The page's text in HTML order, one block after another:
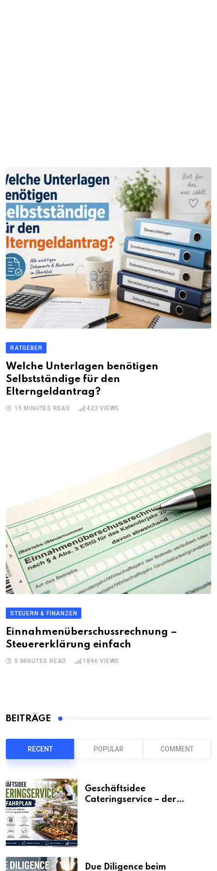
RATGEBER
Welche Unterlagen benötigen
Selbstständige für den
Elterngeldantrag?
15 MINUTES READ 423 VIEWS
STEUERN & FINANZEN
Einnahmenüberschussrechnung –
Steuererklärung einfach
5 MINUTES READ 1896 VIEWS
BEITRÄGE
RECENT POPULAR COMMENT
Geschäftsidee
Cateringservice – der
Due Diligence beim